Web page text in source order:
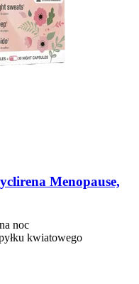
Menopause,
noc
kwiatowego